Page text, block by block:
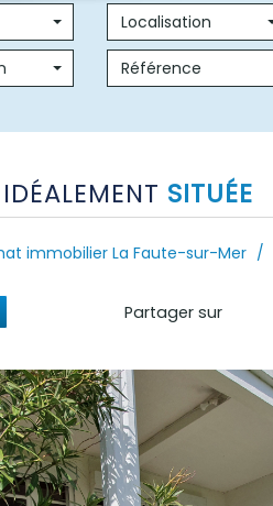
Localisation
IDÉALEMENT SITUÉE
immobilier La Faute-sur-Mer
Partager sur